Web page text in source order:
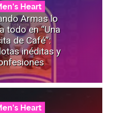
Heart
Armas lo
todo en “Una
de Café”:
inéditas y
Heart